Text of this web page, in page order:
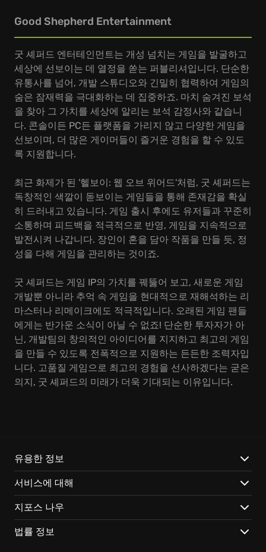
Good Shepherd Entertainment
굿 셰퍼드 엔터테인먼트는 개성 넘치는 게임을 발굴하고
세상에 선보이는 데 열정을 쏟는 퍼블리셔입니다. 단순한
유통사를 넘어, 개발 스튜디오와 긴밀히 협력하여 게임의
숨은 잠재력을 극대화하는 데 집중하죠. 마치 숨겨진 보석
을 찾아 그 가치를 세상에 알리는 보석 감정사와 같습니
다. 콘솔이든 PC든 플랫폼을 가리지 않고 다양한 게임을
선보이며, 더 많은 게이머들이 즐거운 경험을 할 수 있도
록 지원합니다.
최근 화제가 된 '헬보이: 웹 오브 위어드'처럼, 굿 셰퍼드는
독창적인 색깔이 돋보이는 게임들을 통해 존재감을 확실
히 드러내고 있습니다. 게임 출시 후에도 유저들과 꾸준히
소통하며 피드백을 적극적으로 반영, 게임을 지속적으로
발전시켜 나갑니다. 장인이 혼을 담아 작품을 만들 듯, 정
성을 다해 게임을 관리하는 것이죠.
굿 셰퍼드는 게임 IP의 가치를 꿰뚫어 보고, 새로운 게임
개발뿐 아니라 추억 속 게임을 현대적으로 재해석하는 리
마스터나 리메이크에도 적극적입니다. 오래된 게임 팬들
에게는 반가운 소식이 아닐 수 없죠! 단순한 투자자가 아
닌, 개발팀의 창의적인 아이디어를 지지하고 최고의 게임
을 만들 수 있도록 전폭적으로 지원하는 든든한 조력자입
니다. 고품질 게임으로 최고의 경험을 선사하겠다는 굳은
의지, 굿 셰퍼드의 미래가 더욱 기대되는 이유입니다.
유용한 정보
서비스에 대해
지포스 나우
법률 정보